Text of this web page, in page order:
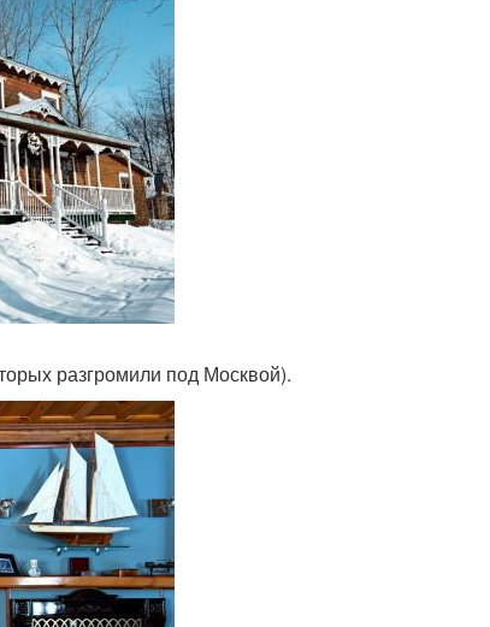
разгромили под Москвой).